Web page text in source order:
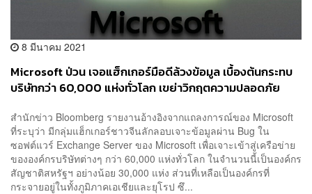
8 มีนาคม 2021
Microsoft ป่วน เจอแฮ็กเกอร์มือดีล้วงข้อมูล เบื้องต้นกระทบ
บริษัทกว่า 60,000 แห่งทั่วโลก เขย่าวิกฤตความปลอดภัย
สำนักข่าว Bloomberg รายงานอ้างอิงจากแถลงการณ์ของ Microsoft
ที่ระบุว่า มีกลุ่มแฮ็กเกอร์ชาวจีนลักลอบเจาะข้อมูลผ่าน Bug ใน
ซอฟต์แวร์ Exchange Server ของ Microsoft เพื่อเจาะเข้าสู่เครือข่าย
ขององค์กรบริษัทต่างๆ กว่า 60,000 แห่งทั่วโลก ในจำนวนนี้เป็นองค์กร
สัญชาติสหรัฐฯ อย่างน้อย 30,000 แห่ง ส่วนที่เหลือเป็นองค์กรที่
กระจายอยู่ในทั้งภูมิภาคเอเชียและยุโรป ซึ...